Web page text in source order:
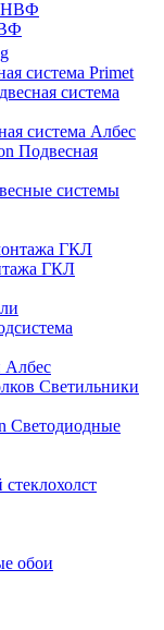
система Primet
система
система Албес
Подвесная
системы
ГКЛ
Албес
Светильники
Светодиодные
обои